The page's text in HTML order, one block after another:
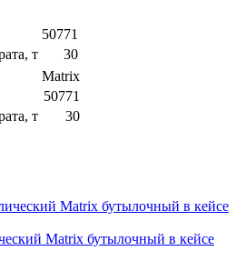
50771
т
30
Matrix
50771
т
30
Matrix бутылочный в кейсе